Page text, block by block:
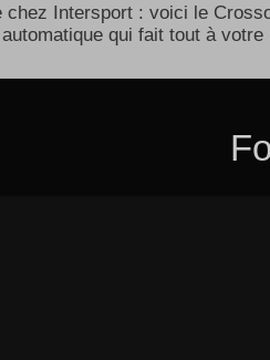
chez Intersport : voici le
qui fait tout à